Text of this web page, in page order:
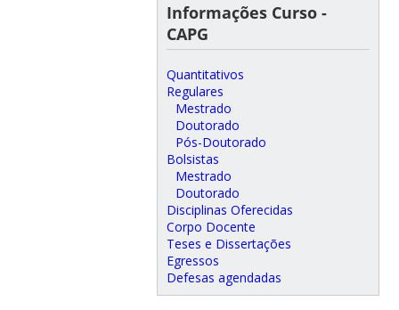
Informações Curso -
CAPG
Quantitativos
Regulares
Mestrado
Doutorado
Pós-Doutorado
Bolsistas
Mestrado
Doutorado
Disciplinas Oferecidas
Corpo Docente
Teses e Dissertações
Egressos
Defesas agendadas